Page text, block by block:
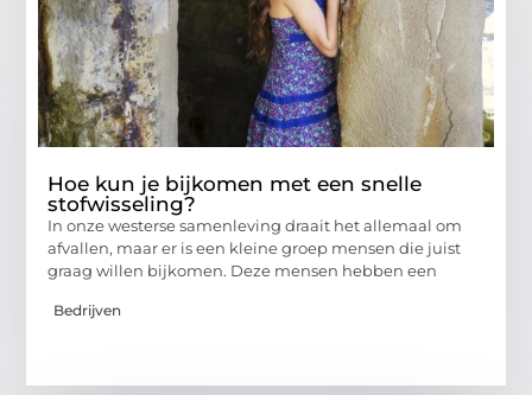
Hoe kun je bijkomen met een snelle
stofwisseling?
In onze westerse samenleving draait het allemaal om
afvallen, maar er is een kleine groep mensen die juist
graag willen bijkomen. Deze mensen hebben een
Bedrijven